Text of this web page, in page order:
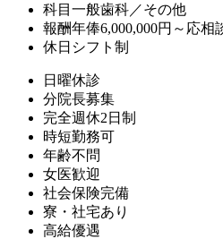
科目 一般歯科／その他
報酬年俸6,000,000円～応相
休日 シフト制
日曜休診
分院長募集
完全週休2日制
時短勤務可
年齢不問
女医歓迎
社会保険完備
寮・社宅あり
高給優遇